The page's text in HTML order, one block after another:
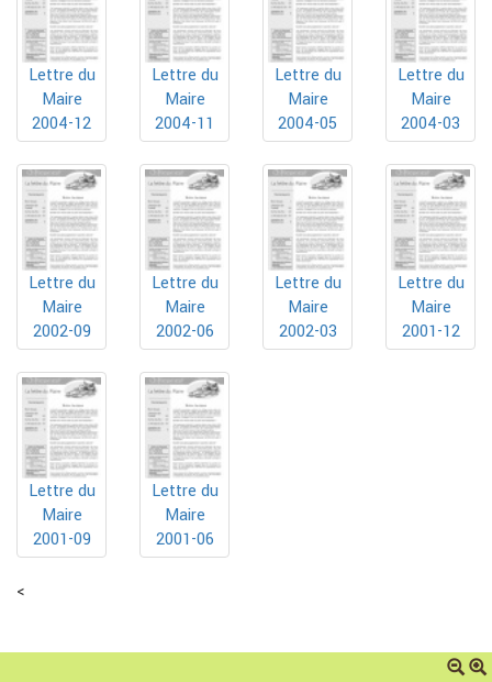
Lettre du
Maire
2004-12
Lettre du
Maire
2004-11
Lettre du
Maire
2004-05
Lettre du
Maire
2004-03
Lettre du
Maire
2002-09
Lettre du
Maire
2002-06
Lettre du
Maire
2002-03
Lettre du
Maire
2001-12
Lettre du
Maire
2001-09
Lettre du
Maire
2001-06
<